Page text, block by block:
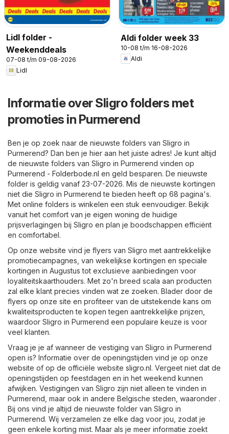
Lidl folder -
Weekenddeals
07-08 t/m 09-08-2026
Lidl
Aldi folder week 33
10-08 t/m 16-08-2026
Aldi
Informatie over Sligro folders met
promoties in Purmerend
Ben je op zoek naar de nieuwste folders van Sligro in
Purmerend? Dan ben je hier aan het juiste adres! Je kunt altijd
de nieuwste folders van Sligro in Purmerend vinden op
Purmerend - Folderbode.nl en geld besparen. De nieuwste
folder is geldig vanaf 23-07-2026. Mis de nieuwste kortingen
niet die Sligro in Purmerend te bieden heeft op 68 pagina's.
Met online folders is winkelen een stuk eenvoudiger. Bekijk
vanuit het comfort van je eigen woning de huidige
prijsverlagingen bij Sligro en plan je boodschappen efficiënt
en comfortabel.
Op onze website vind je flyers van Sligro met aantrekkelijke
promotiecampagnes, van wekelijkse kortingen en speciale
kortingen in Augustus tot exclusieve aanbiedingen voor
loyaliteitskaarthouders. Met zo'n breed scala aan producten
zal elke klant precies vinden wat ze zoeken. Blader door de
flyers op onze site en profiteer van de uitstekende kans om
kwaliteitsproducten te kopen tegen aantrekkelijke prijzen,
waardoor Sligro in Purmerend een populaire keuze is voor
veel klanten.
Vraag je je af wanneer de vestiging van Sligro in Purmerend
open is? Informatie over de openingstijden vind je op onze
website of op de officiële website sligro.nl. Vergeet niet dat de
openingstijden op feestdagen en in het weekend kunnen
afwijken. Vestigingen van Sligro zijn niet alleen te vinden in
Purmerend, maar ook in andere Belgische steden, waaronder .
Bij ons vind je altijd de nieuwste folder van Sligro in
Purmerend. Wij verzamelen ze elke dag voor jou, zodat je
geen enkele korting mist. Maar als je meer informatie zoekt